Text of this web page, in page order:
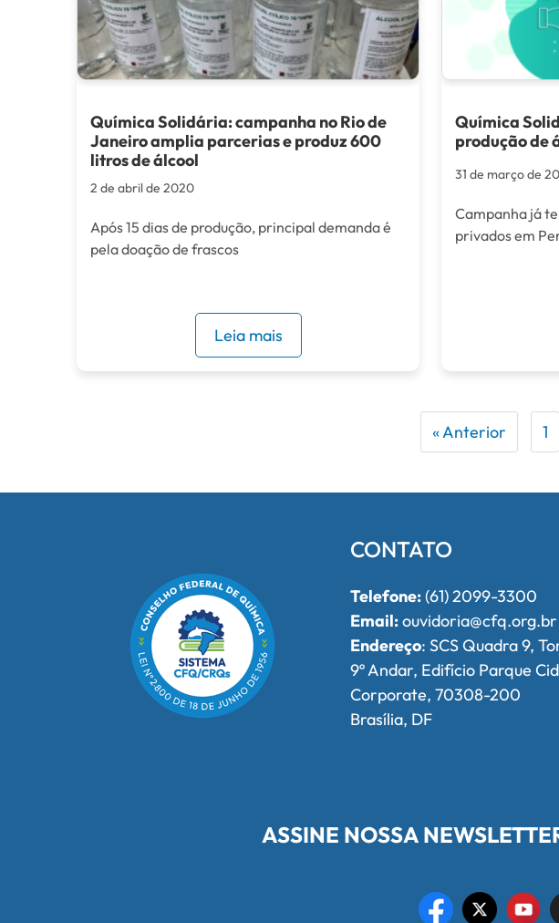
Química Solidária: campanha no Rio de
Janeiro amplia parcerias e produz 600
litros de álcool
2 de abril de 2020
Após 15 dias de produção, principal demanda é
pela doação de frascos
Leia mais
Química
produção de
31 de março de
Campanha já
privados em
« Anterior 1
CONTATO
Telefone:(61) 2099-3300
Email:ouvidoria@cfq.org.br
Endereço: SCS Quadra 9,
9º Andar, Edifício Parque
Corporate, 70308-200
Brasília, DF
ASSINE NOSSA
Redes Sociais do Conselho Federal de Química